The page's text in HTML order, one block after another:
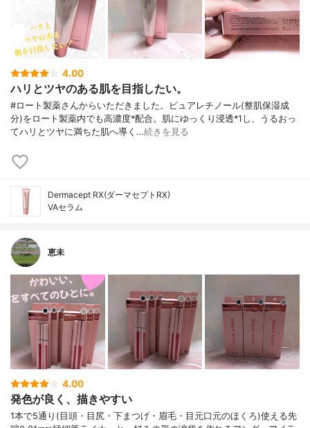
4.00
ハリとツヤのある肌を目指したい。
#ロート製薬さんからいただきました。ピュアレチノール(整肌保湿成
分)をロート製薬内でも高濃度*配合。肌にゆっくり浸透*1し、うるおっ
てハリとツヤに満ちた肌へ導く…続きを見る
‎Dermacept RX(ダーマセプトRX)
VAセラム
恵未
4.00
発色が良く、描きやすい
1本で5通り(目頭・目尻・下まつげ・眉毛・目元口元のほくろ)使える先